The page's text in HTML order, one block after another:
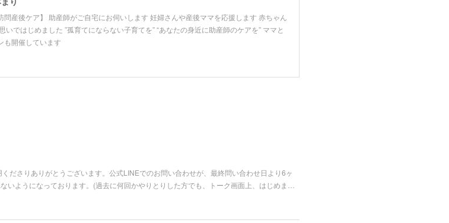
産後ケア】 助産師がご自宅にお伺いします 妊婦さんや産後ママを応援します 赤ちゃん
ではじめました ”孤育てにならない子育てを” “あなたの身近に助産師のケアを” ママと
も開催しています
ださりありがとうございます。公式LINEでのお問い合わせが、最終問い合わせ日より6ヶ
いようになっております。(過去に何回かやりとりした方でも、トーク画面上、はじめま…